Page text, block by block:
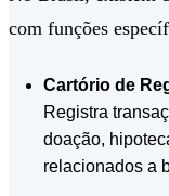
com funções
Cartório de
Registra
doação,
relacionados a